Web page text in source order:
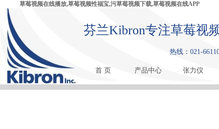
草莓视频在线播放,草莓视频性福宝,污草莓视频下载,草莓视频在线APP
芬兰Kibron专注草莓视
热线：021-
首 页 产品中心 张力仪